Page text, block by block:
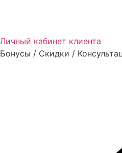
Личный кабинет клиента
Бонусы / Скидки /